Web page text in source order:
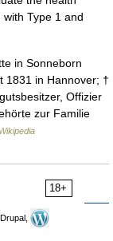
Type 1 and
in Sonneborn
1831 in Hannover; †
Offizier
zur Familie
18+
Drupal,